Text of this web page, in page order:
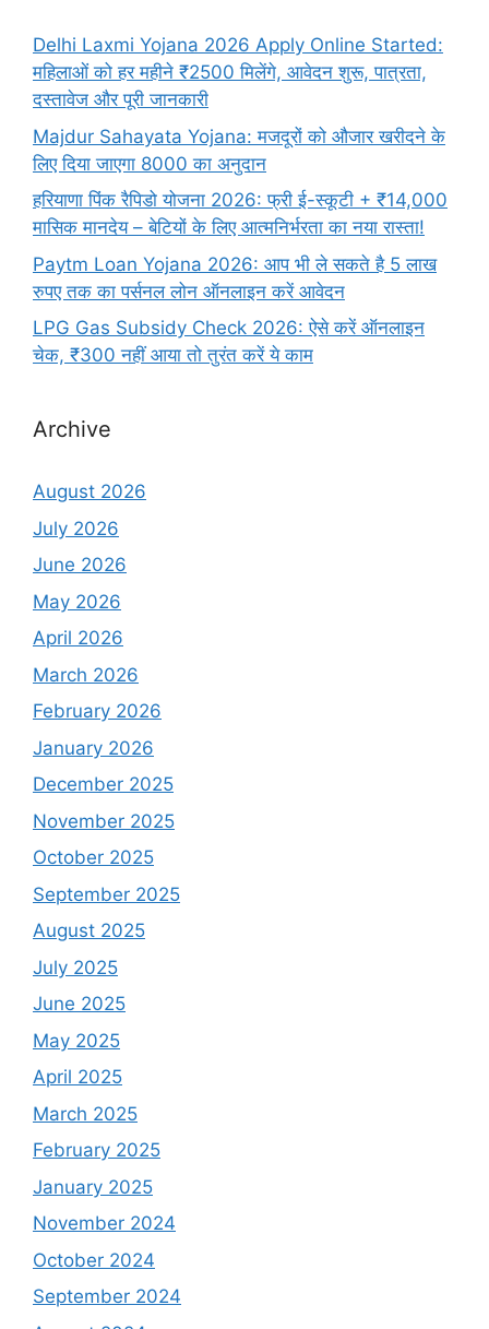
Delhi Laxmi Yojana 2026 Apply Online Started:
महिलाओं को हर महीने ₹2500 मिलेंगे, आवेदन शुरू, पात्रता,
दस्तावेज और पूरी जानकारी
Majdur Sahayata Yojana: मजदूरों को औजार खरीदने के
लिए दिया जाएगा 8000 का अनुदान
हरियाणा पिंक रैपिडो योजना 2026: फ्री ई-स्कूटी + ₹14,000
मासिक मानदेय – बेटियों के लिए आत्मनिर्भरता का नया रास्ता!
Paytm Loan Yojana 2026: आप भी ले सकते है 5 लाख
रुपए तक का पर्सनल लोन ऑनलाइन करें आवेदन
LPG Gas Subsidy Check 2026: ऐसे करें ऑनलाइन
चेक, ₹300 नहीं आया तो तुरंत करें ये काम
Archive
August 2026
July 2026
June 2026
May 2026
April 2026
March 2026
February 2026
January 2026
December 2025
November 2025
October 2025
September 2025
August 2025
July 2025
June 2025
May 2025
April 2025
March 2025
February 2025
January 2025
November 2024
October 2024
September 2024